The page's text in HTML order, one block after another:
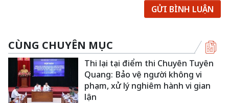
GỬI BÌNH LUẬN
CÙNG CHUYÊN MỤC
Thi lại tại điểm thi Chuyên Tuyên
Quang: Bảo vệ người không vi
phạm, xử lý nghiêm hành vi gian
lận